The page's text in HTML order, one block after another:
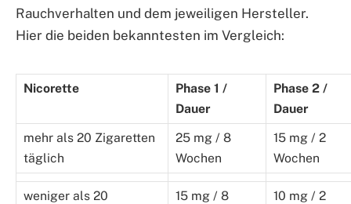
Rauchverhalten und dem jeweiligen Hersteller.
Hier die beiden bekanntesten im Vergleich:
Nicorette
Phase 1 /
Dauer
Phase 2 /
Dauer
mehr als 20 Zigaretten
täglich
25 mg / 8
Wochen
15 mg / 2
Wochen
weniger als 20
15 mg / 8
10 mg / 2